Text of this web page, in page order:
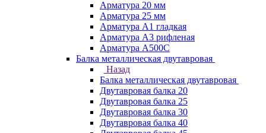
Арматура 20 мм
Арматура 25 мм
Арматура А1 гладкая
Арматура А3 рифленая
Арматура А500С
Балка металлическая двутавровая
Назад
Балка металлическая двутавровая
Двутавровая балка 20
Двутавровая балка 25
Двутавровая балка 30
Двутавровая балка 40